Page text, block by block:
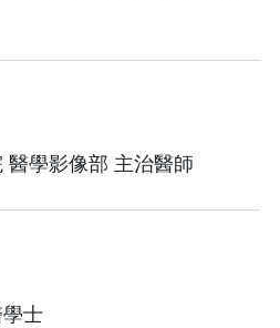
醫學影像部 主治醫師
士